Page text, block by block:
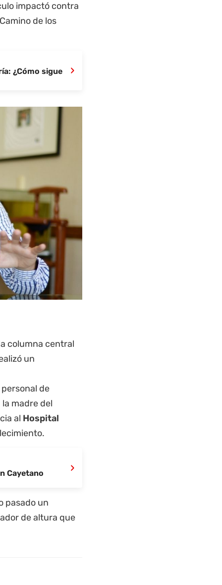
impactó contra
de los
¿Cómo sigue ›
columna central
un
de
madre del
al Hospital
Cayetano ›
pasado un
de altura que